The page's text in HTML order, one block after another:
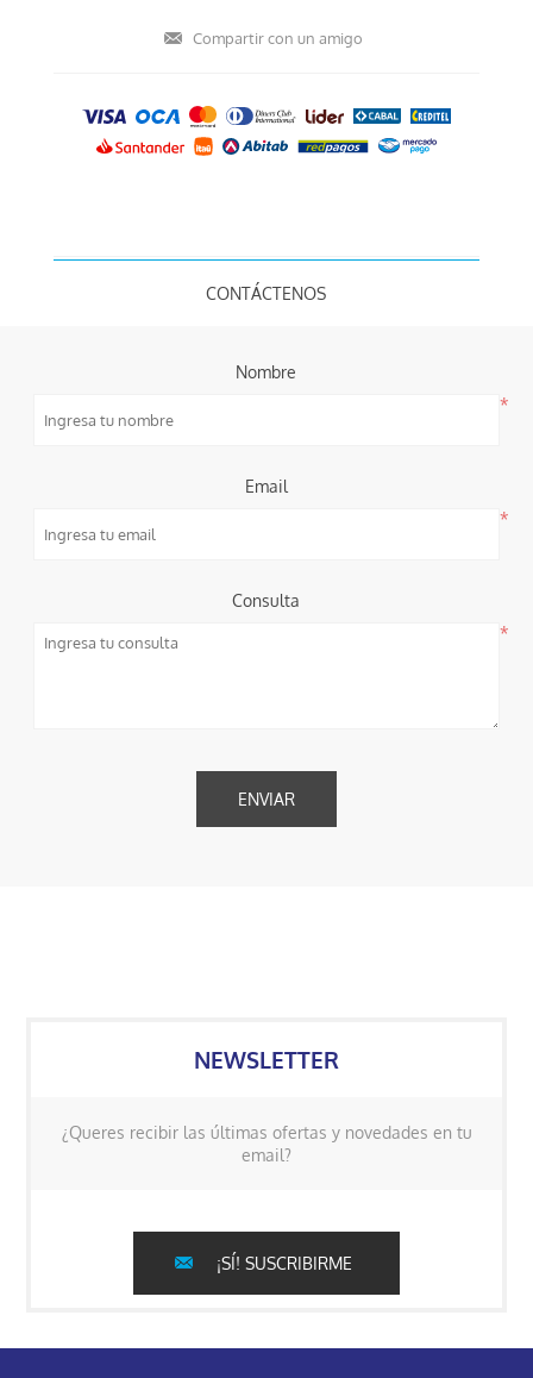
CONTÁCTENOS
Nombre
*
Email
*
Consulta
*
NEWSLETTER
¿Queres recibir las últimas ofertas y novedades en tu
email?
¡SÍ! SUSCRIBIRME